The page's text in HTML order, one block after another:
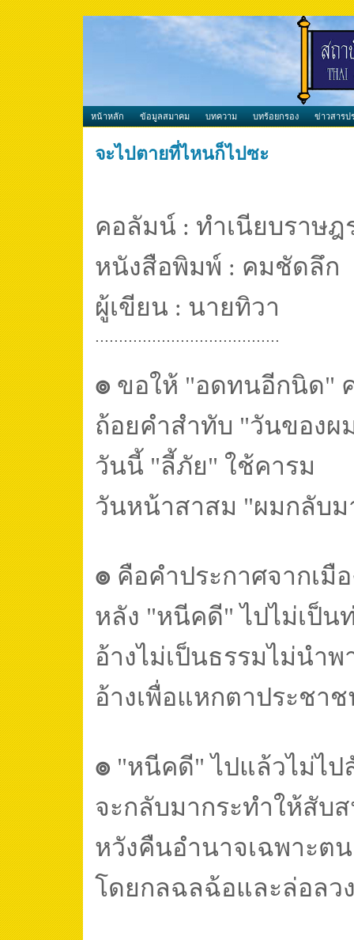
หน้าหลัก ข้อมูลสมาคม บทความ บทร้อยกรอง ข่าวสารป
จะไปตายที่ไหนก็ไปซะ
คอลัมน์ : ทำเนียบราษฎ
หนังสือพิมพ์ : คมชัดลึก
ผู้เขียน : นายทิวา
.......................................
๏ ขอให้ "อดทนอีกนิด"
ถ้อยคำสำทับ "วันของผ
วันนี้ "ลี้ภัย" ใช้คารม
วันหน้าสาสม "ผมกลับม
๏ คือคำประกาศจากเมื
หลัง "หนีคดี" ไปไม่เป็น
อ้างไม่เป็นธรรมไม่นำพ
อ้างเพื่อแหกตาประชา
๏ "หนีคดี" ไปแล้วไม่ไป
จะกลับมากระทำให้สับ
หวังคืนอำนาจเฉพาะตน
โดยกลฉลฉ้อและล่อลว